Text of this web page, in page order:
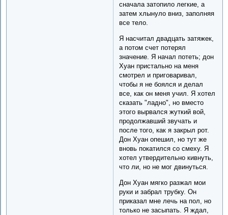
сначала затопило легкие, а
затем хлынуло вниз, заполняя
все тело.
Я насчитал двадцать затяжек,
а потом счет потерял
значение. Я начал потеть; дон
Хуан пристально на меня
смотрел и приговаривал,
чтобы я не боялся и делал
все, как он меня учил. Я хотел
сказать "ладно", но вместо
этого вырвался жуткий вой,
продолжавший звучать и
после того, как я закрыл рот.
Дон Хуан опешил, но тут же
вновь покатился со смеху. Я
хотел утвердительно кивнуть,
что ли, но не мог двинуться.
Дон Хуан мягко разжал мои
руки и забрал трубку. Он
приказал мне лечь на пол, но
только не засыпать. Я ждал,